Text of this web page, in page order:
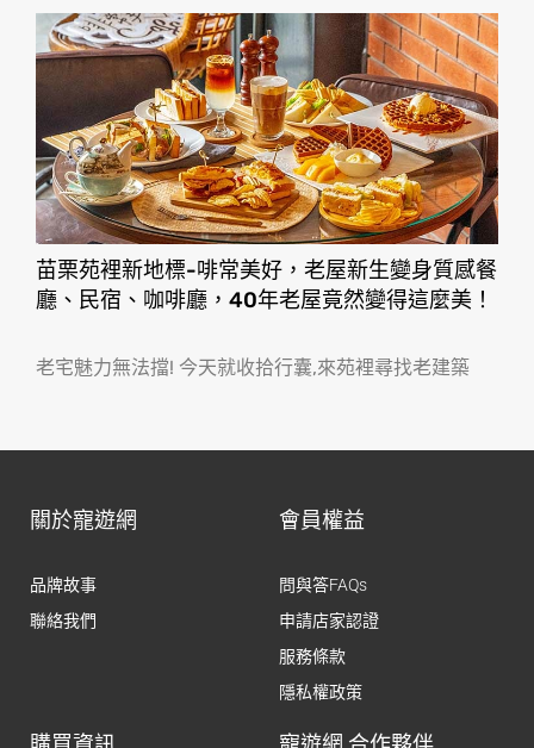
苗栗苑裡新地標-啡常美好，老屋新生變身質感餐
廳、民宿、咖啡廳，40年老屋竟然變得這麼美！
老宅魅力無法擋! 今天就收拾行囊,來苑裡尋找老建築
關於寵遊網
品牌故事
聯絡我們
會員權益
問與答FAQs
申請店家認證
服務條款
隱私權政策